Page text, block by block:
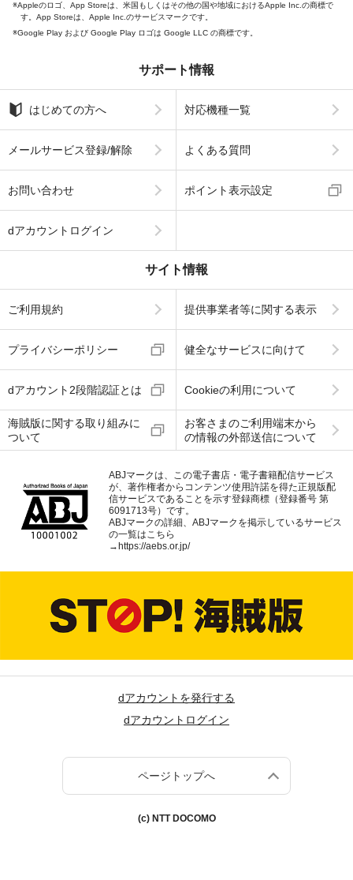
Appleのロゴ、App Storeは、米国もしくはその他の国や地域におけるApple Inc.の商標で
す。App Storeは、Apple Inc.のサービスマークです。
Google Play および Google Play ロゴは Google LLC の商標です。
サポート情報
はじめての方へ 対応機種一覧
メールサービス登録/解除 よくある質問
お問い合わせ ポイント表示設定
dアカウントログイン
サイト情報
ご利用規約 提供事業者等に関する表示
プライバシーポリシー 健全なサービスに向けて
dアカウント2段階認証とは Cookieの利用について
海賊版に関する取り組みに
ついて
お客さまのご利用端末から
の情報の外部送信について
ABJマークは、この電子書店・電子書籍配信サービス
が、著作権者からコンテンツ使用許諾を得た正規版配
信サービスであることを示す登録商標（登録番号 第
6091713号）です。
ABJマークの詳細、ABJマークを掲示しているサービス
の一覧はこちら
→ https://aebs.or.jp/
dアカウントを発行する
dアカウントログイン
ページトップへ
(c) NTT DOCOMO